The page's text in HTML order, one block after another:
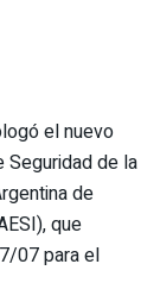
el nuevo
Seguridad de la
de
que
07 para el